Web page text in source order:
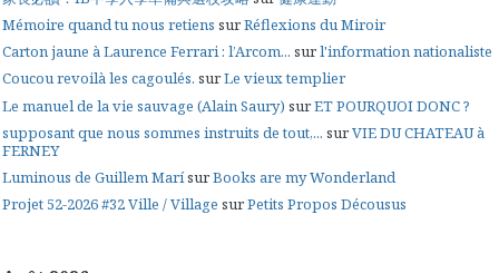
Mémoire quand tu nous retiens surRéflexions du Miroir
Carton jaune à Laurence Ferrari : l’Arcom... surl'information nationaliste
Coucou revoilà les cagoulés. surLe vieux templier
Le manuel de la vie sauvage (Alain Saury) surET POURQUOI DONC ?
supposant que nous sommes instruits de tout,... surVIE DU CHATEAU à
FERNEY
Luminous de Guillem MarísurBooks are my Wonderland
Projet 52-2026 #32 Ville / Village surPetits Propos Décousus